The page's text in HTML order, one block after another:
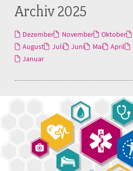
Archiv 2025
Dezember November Oktober
August
Juli Juni Mai April
Januar